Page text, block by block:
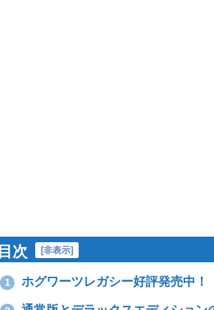
目次 [非表示]
1 ホグワーツレガシー好評発売中！